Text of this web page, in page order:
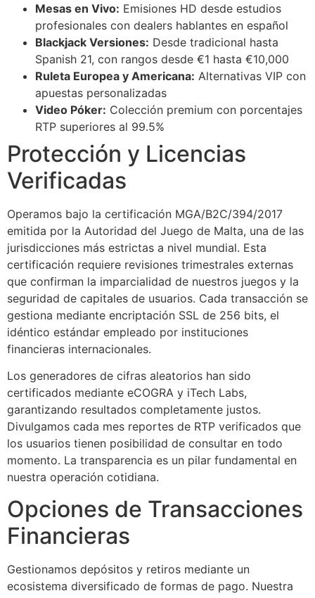
Panel
panel
panel
panel
panel
panel
panel
satın al
panel
panel
panel
Mesas en Vivo: Emisiones HD desde estudios
profesionales con dealers hablantes en español
Blackjack Versiones: Desde tradicional hasta
Spanish 21, con rangos desde €1 hasta €10,000
Ruleta Europea y Americana: Alternativas VIP con
apuestas personalizadas
Video Póker: Colección premium con porcentajes
RTP superiores al 99.5%
Protección y Licencias
Verificadas
Operamos bajo la certificación MGA/B2C/394/2017
emitida por la Autoridad del Juego de Malta, una de las
jurisdicciones más estrictas a nivel mundial. Esta
certificación requiere revisiones trimestrales externas
que confirman la imparcialidad de nuestros juegos y la
seguridad de capitales de usuarios. Cada transacción se
gestiona mediante encriptación SSL de 256 bits, el
idéntico estándar empleado por instituciones
financieras internacionales.
Los generadores de cifras aleatorios han sido
certificados mediante eCOGRA y iTech Labs,
garantizando resultados completamente justos.
Divulgamos cada mes reportes de RTP verificados que
los usuarios tienen posibilidad de consultar en todo
momento. La transparencia es un pilar fundamental en
nuestra operación cotidiana.
Opciones de Transacciones
Financieras
Gestionamos depósitos y retiros mediante un
ecosistema diversificado de formas de pago. Nuestra